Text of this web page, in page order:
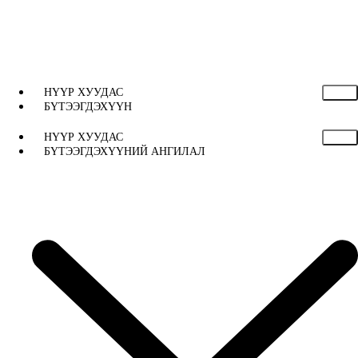
НҮҮР ХУУДАС
БҮТЭЭГДЭХҮҮН
НҮҮР ХУУДАС
БҮТЭЭГДЭХҮҮНИЙ АНГИЛАЛ